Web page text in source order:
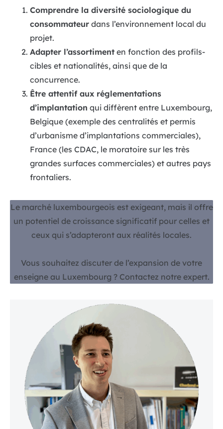
Comprendre la diversité sociologique du
consommateur dans l’environnement local du
projet.
Adapter l’assortiment en fonction des profils-
cibles et nationalités, ainsi que de la
concurrence.
Être attentif aux réglementations
d’implantation qui diffèrent entre Luxembourg,
Belgique (exemple des centralités et permis
d’urbanisme d’implantations commerciales),
France (les CDAC, le moratoire sur les très
grandes surfaces commerciales) et autres pays
frontaliers.
Le marché luxembourgeois est exigeant, mais il offre
un potentiel de croissance significatif pour celles et
ceux qui s’adapteront aux réalités locales.
Vous souhaitez discuter de l’expansion de votre
enseigne au Luxembourg ? Contactez notre expert.